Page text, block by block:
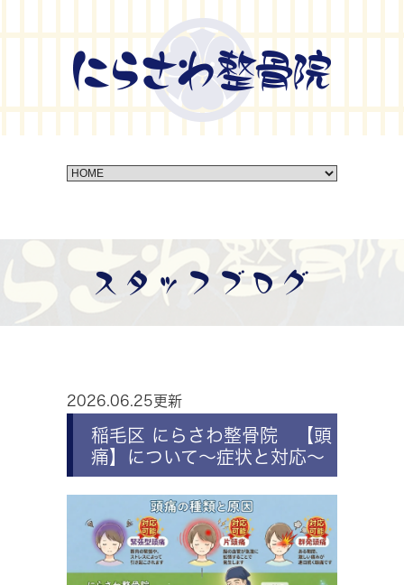
スタッフブログ
2026.06.25更新
稲毛区 にらさわ整骨院 【頭
痛】について～症状と対応～